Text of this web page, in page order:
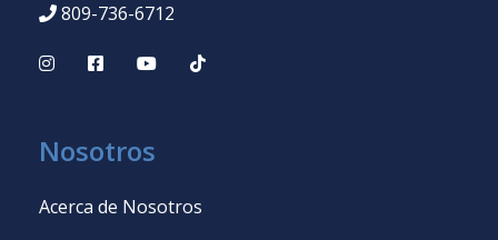
809-736-6712
Nosotros
Acerca de Nosotros